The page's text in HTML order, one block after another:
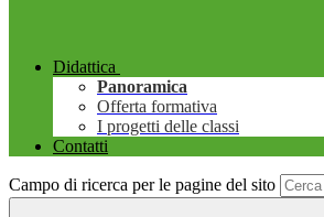
Didattica
Panoramica
Offerta formativa
I progetti delle classi
Contatti
Campo di ricerca per le pagine del sito